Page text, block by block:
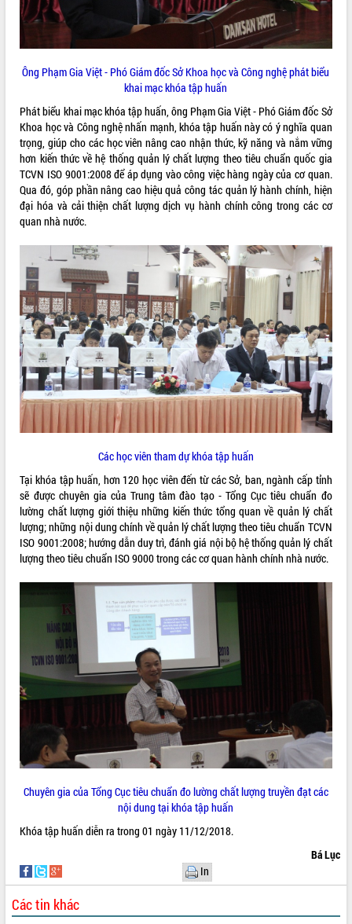
VIDEO
Không có file video nào để phát.
ALBUM ẢNH
LIÊN KẾT WEB
THỐNG KÊ TRUY CẬP
1634
66046957
Ông Phạm Gia Việt - Phó Giám đốc Sở Khoa học và Công nghệ phát biểu
khai mạc khóa tập huấn
Phát biểu khai mạc khóa tập huấn, ông Phạm Gia Việt - Phó Giám đốc Sở
Khoa học và Công nghệ nhấn mạnh, khóa tập huấn này có ý nghĩa quan
trọng, giúp cho các học viên nâng cao nhận thức, kỹ năng và nắm vững
hơn kiến thức về hệ thống quản lý chất lượng theo tiêu chuẩn quốc gia
TCVN ISO 9001:2008 để áp dụng vào công việc hàng ngày của cơ quan.
Qua đó, góp phần nâng cao hiệu quả công tác quản lý hành chính, hiện
đại hóa và cải thiện chất lượng dịch vụ hành chính công trong các cơ
quan nhà nước.
Các học viên tham dự khóa tập huấn
Tại khóa tập huấn, hơn 120 học viên đến từ các Sở, ban, ngành cấp tỉnh
sẽ được chuyên gia của Trung tâm đào tạo - Tổng Cục tiêu chuẩn đo
lường chất lượng giới thiệu những kiến thức tổng quan về quản lý chất
lượng; những nội dung chính về quản lý chất lượng theo tiêu chuẩn TCVN
ISO 9001:2008; hướng dẫn duy trì, đánh giá nội bộ hệ thống quản lý chất
lượng theo tiêu chuẩn ISO 9000 trong các cơ quan hành chính nhà nước.
Chuyên gia của Tổng Cục tiêu chuẩn đo lường chất lượng truyền đạt các
nội dung tại khóa tập huấn
Khóa tập huấn diễn ra trong 01 ngày 11/12/2018.
Bá Lục
In
Các tin khác